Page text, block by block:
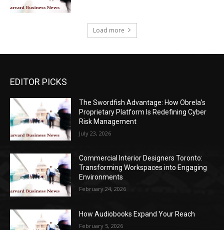
Load more
EDITOR PICKS
The Swordfish Advantage: How Obrela’s
Proprietary Platform Is Redefining Cyber
Risk Management
July 23, 2026
Commercial Interior Designers Toronto:
Transforming Workspaces into Engaging
Environments
February 24, 2026
How Audiobooks Expand Your Reach
February 5, 2026